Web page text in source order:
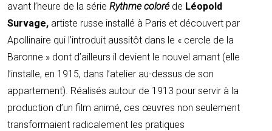
avant l’heure de la série Rythme coloré de Léopold
Survage, artiste russe installé à Paris et découvert par
Apollinaire qui l’introduit aussitôt dans le « cercle de la
Baronne » dont d’ailleurs il devient le nouvel amant (elle
l’installe, en 1915, dans l’atelier au-dessus de son
appartement). Réalisés autour de 1913 pour servir à la
production d’un film animé, ces œuvres non seulement
transformaient radicalement les pratiques